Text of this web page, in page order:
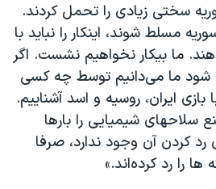
سختی زیادی را تحمل کردند.
مسلط شوند، اینکار را نباید با
ما بیکار نخواهیم نشست. اگر
شود ما می‌دانیم توسط چه کسی
ایران، روسیه و اسد آشناییم.
سلاحهای شیمیایی را بارها
رد کردن آن وجود ندارد، صرفا
ها را رد کرده‌اند.»